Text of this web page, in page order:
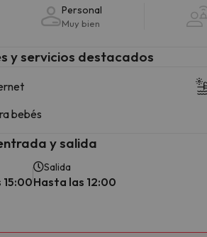
Personal
Muy bien
y servicios destacados
bebés
y salida
Salida
Hasta las 12:00